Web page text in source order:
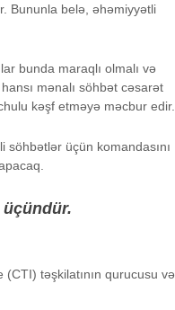
Bununla belə, əhəmiyyətli
bunda maraqlı olmalı və
mənalı söhbət cəsarət
kəşf etməyə məcbur edir.
söhbətlər üçün komandasını
təşkilatının qurucusu və